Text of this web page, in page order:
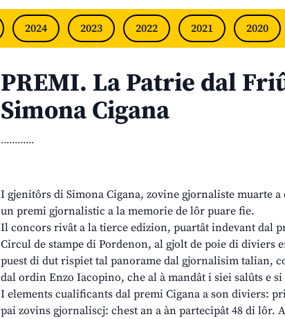
2024 2023 2022 2021 2020
PREMI. La Patrie dal
Simona Cigana
............
I gjenitôrs di Simona Cigana, zovine gjornaliste muarte
un premi gjornalistic a la memorie de lôr puare fie.
Il concors rivât a la tierce edizion, puartât indevant dal
Circul de stampe di Pordenon, al gjolt de poie di diviers
puest di dut rispiet tal panorame dal gjornalisim talian,
dal ordin Enzo Iacopino, che al à mandât i siei salûts e
I elements cualificants dal premi Cigana a son diviers:
pai zovins gjornaliscj: chest an a àn partecipât 48 di lôr.